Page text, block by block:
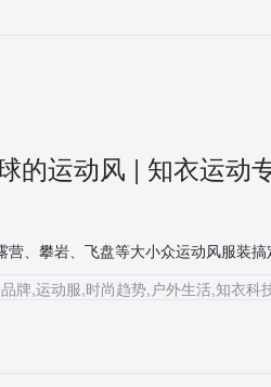
的运动风 | 知衣运动
、攀岩、飞盘等大小众运动风服装搞